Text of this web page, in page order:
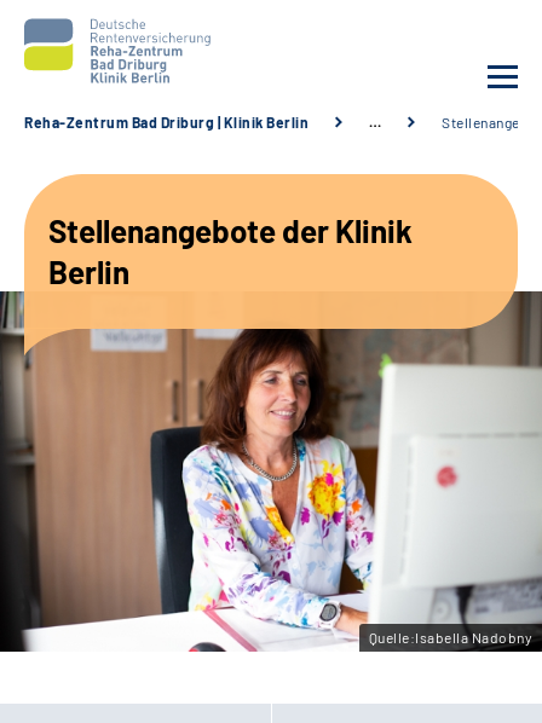
Unsere Angebote
Karriere
Leichte Sprache
Gebärdensprache
Reha-Zentrum Bad Driburg | Klinik Berlin …
Stellenangebote der Klinik
Berlin
Quelle:Isabella Nadobny